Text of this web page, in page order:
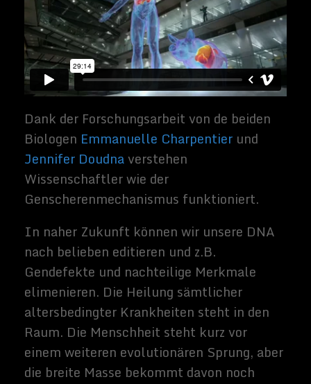
Während man hierzulande noch von
Altersarmut und Rente mit 70 fantasiert,
wird in anderen Ländern die Zukunft
gestaltet. Diese Technologie ist noch
radikaler als die Digitale Revolution, die
gerade erst so richtig an Fahrt gewinnt.
Related Images:
Zimmerma
nns
Hallo, ich
schreibe hier
im Blog. Mein
Name ist
Sammy
s und ich bin
freiberufliche